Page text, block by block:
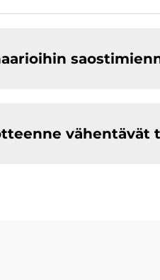
vähentävät